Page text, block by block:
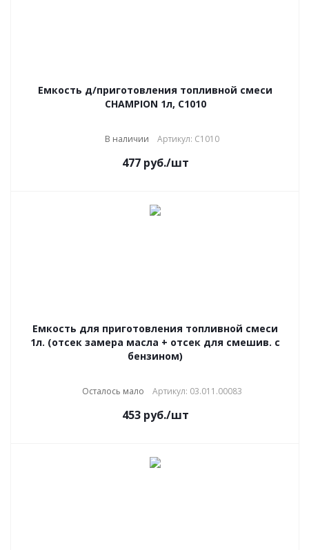
Емкость д/приготовления топливной смеси
CHAMPION 1л, C1010
В наличии Артикул: C1010
477руб./шт
Емкость для приготовления топливной смеси
1л. (отсек замера масла + отсек для смешив. с
бензином)
Осталось мало Артикул: 03.011.00083
453руб./шт